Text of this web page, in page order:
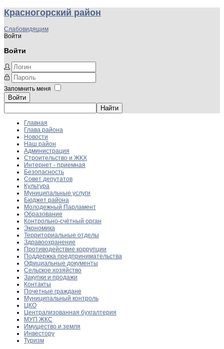
Красногорский район
Слабовидящим
Войти
Войти
Запомнить меня
Войти
Главная
Глава района
Новости
Наш район
Администрация
Строительство и ЖКХ
Интернет - приемная
Безопасность
Совет депутатов
Культура
Муниципальные услуги
Бюджет района
Молодежный Парламент
Образование
Контрольно-счётный орган
Экономика
Территориальные отделы
Здравоохранение
Противодействие коррупции
Поддержка предпринимательства
Официальные документы
Сельское хозяйство
Закупки и продажи
Контакты
Почетные граждане
Муниципальный контроль
ЦКО
Централизованная бухгалтерия
МУП ЖКС
Имущество и земля
Инвестору
Туризм